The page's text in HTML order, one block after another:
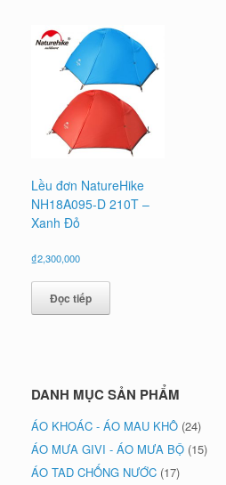
Lều đơn NatureHike
NH18A095-D 210T –
Xanh Đỏ
₫2,300,000
Đọc tiếp
DANH MỤC SẢN PHẨM
ÁO KHOÁC - ÁO MAU KHÔ (24)
ÁO MƯA GIVI - ÁO MƯA BỘ (15)
ÁO TAD CHỐNG NƯỚC (17)